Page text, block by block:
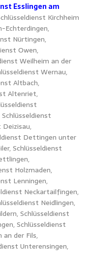
Esslingen am
Kirchheim
Echterdingen,
Nürtingen,
Owen,
Weilheim an der
Wernau,
Altbach,
Altenriet,
Deizisau,
Dettingen unter
Schlüsseldienst
Holzmaden,
Lenningen,
Neckartailfingen,
Neidlingen,
Schlüsseldienst
Schlüsseldienst
an der Fils,
Unterensingen,